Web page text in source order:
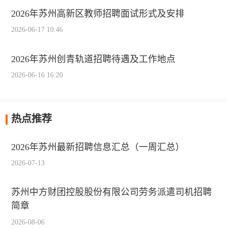
2026年苏州高新区教师招聘面试形式及安排
2026-06-17 10:46
2026年苏州创青轨道招聘待遇及工作地点
2026-06-16 16:20
热点推荐
2026年苏州最新招聘信息汇总（一周汇总）
2026-07-13
苏州中方财团控股股份有限公司劳务派遣司机招聘
简章
2026-08-06